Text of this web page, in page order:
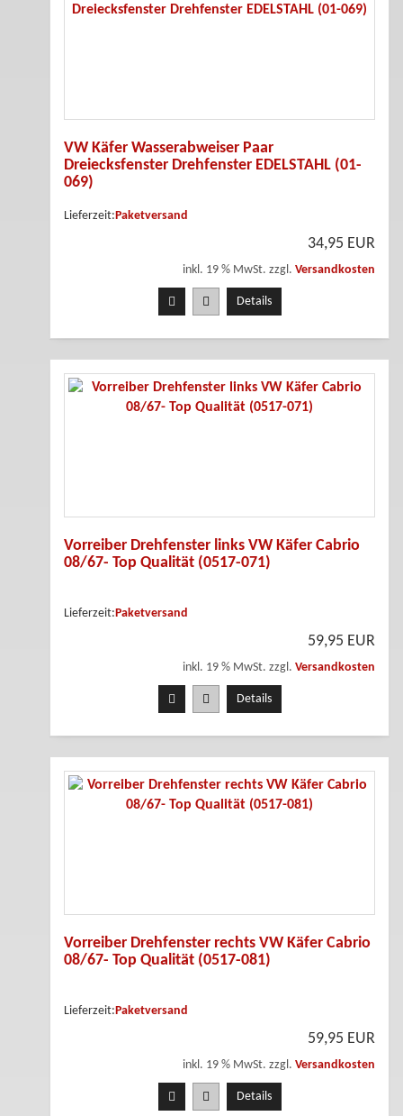
VW Käfer Wasserabweiser Paar
Dreiecksfenster Drehfenster EDELSTAHL (01-
069)
Lieferzeit: Paketversand
34,95 EUR
inkl. 19 % MwSt. zzgl. Versandkosten
Details
Vorreiber Drehfenster links VW Käfer Cabrio
08/67- Top Qualität (0517-071)
Lieferzeit: Paketversand
59,95 EUR
inkl. 19 % MwSt. zzgl. Versandkosten
Details
Vorreiber Drehfenster rechts VW Käfer Cabrio
08/67- Top Qualität (0517-081)
Lieferzeit: Paketversand
59,95 EUR
inkl. 19 % MwSt. zzgl. Versandkosten
Details